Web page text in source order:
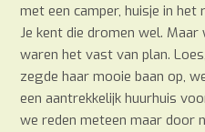
met een camper, huisje in
Je kent die dromen wel.
waren het vast van plan.
zegde haar mooie baan op,
een aantrekkelijk huurhuis
we reden meteen maar door